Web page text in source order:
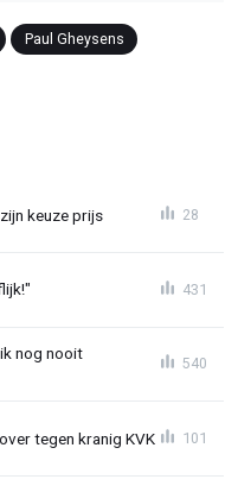
Paul Gheysens
keuze prijs 28
431
nog nooit
540
tegen kranig KVK 101